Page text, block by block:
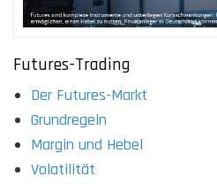
Futures-Trading
Der Futures-Markt
Grundregeln
Margin und Hebel
Volatilität